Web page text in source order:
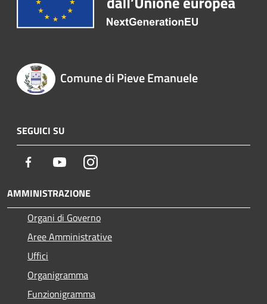
Comune di Pieve Emanuele
SEGUICI SU
Facebook YoutubeInstagram
AMMINISTRAZIONE
Organi di Governo
Aree Amministrative
Uffici
Organigramma
Funzionigramma